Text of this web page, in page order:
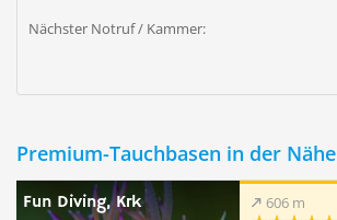
Nächster Notruf / Kammer:
Premium-Tauchbasen in der Nähe
Fun Diving, Krk 606 m